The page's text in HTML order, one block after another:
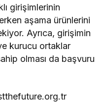
girişimlerinin
aşama ürünlerini
Ayrıca, girişimin
kurucu ortaklar
olması da başvuru